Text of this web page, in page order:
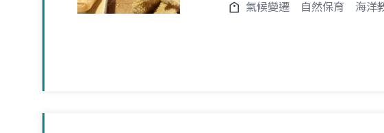
氣候變遷 自然保育 海洋